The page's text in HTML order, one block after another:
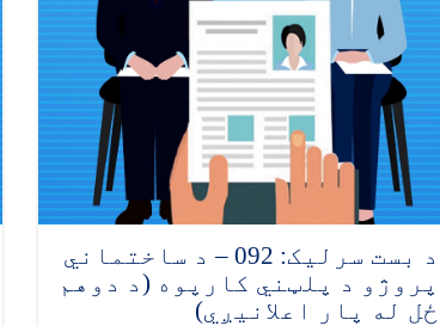
د بست سرلیک: 092 – د ساختماني
پروژو د پلټني کارپوه (د دوهم
ځل له پار اعلانیږي)